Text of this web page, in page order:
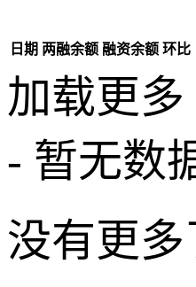
日期 两融余额 融资余额 环比
加载更多
- 暂无数
没有更多